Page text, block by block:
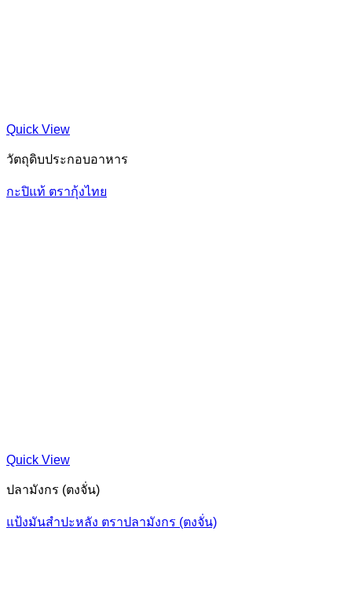
Quick View
วัตถุดิบประกอบอาหาร
กะปิแท้ ตรากุ้งไทย
Quick View
ปลามังกร (ตงจั่น)
แป้งมันสำปะหลัง ตราปลามังกร (ตงจั่น)